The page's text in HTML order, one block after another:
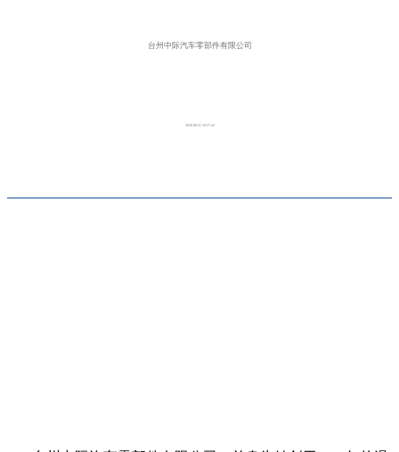
台州中际汽车零部件有限公司
2020-08-31 10:37:42